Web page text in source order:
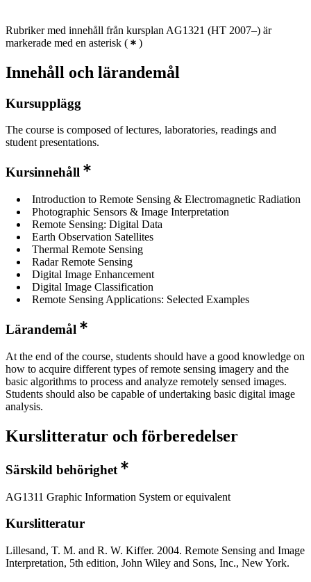
Rubriker med innehåll från kursplan AG1321 (HT 2007–) är
markerade med en asterisk ( )
Innehåll och lärandemål
Kursupplägg
The course is composed of lectures, laboratories, readings and
student presentations.
Kursinnehåll
Introduction to Remote Sensing & Electromagnetic Radiation
Photographic Sensors & Image Interpretation
Remote Sensing: Digital Data
Earth Observation Satellites
Thermal Remote Sensing
Radar Remote Sensing
Digital Image Enhancement
Digital Image Classification
Remote Sensing Applications: Selected Examples
Lärandemål
At the end of the course, students should have a good knowledge on
how to acquire different types of remote sensing imagery and the
basic algorithms to process and analyze remotely sensed images.
Students should also be capable of undertaking basic digital image
analysis.
Kurslitteratur och förberedelser
Särskild behörighet
AG1311 Graphic Information System or equivalent
Kurslitteratur
Lillesand, T. M. and R. W. Kiffer. 2004. Remote Sensing and Image
Interpretation, 5th edition, John Wiley and Sons, Inc., New York.